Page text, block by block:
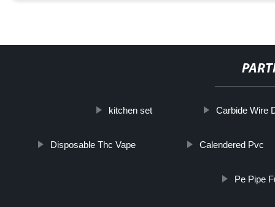
kitchen set Carbide Wire
Disposable Thc Vape Calendered Pvc
Pe Pipe